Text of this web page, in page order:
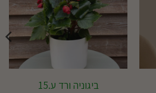
ביגוניה ורד ע.15